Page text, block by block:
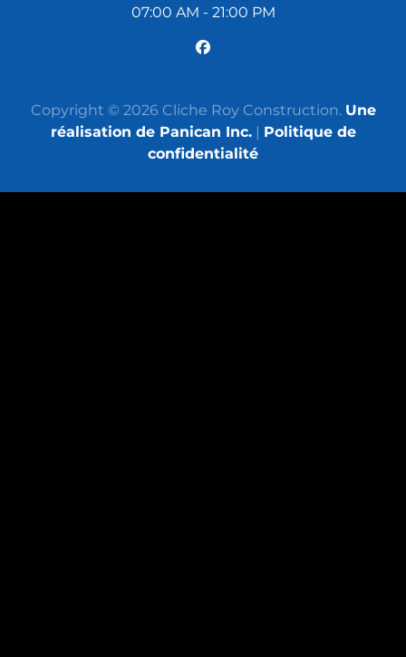
07:00 AM - 21:00 PM
Copyright © 2026 Cliche Roy Construction. Une
réalisation de Panican Inc.| Politique de
confidentialité